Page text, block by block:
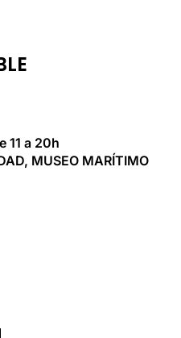
11 a 20h
MUSEO MARÍTIMO